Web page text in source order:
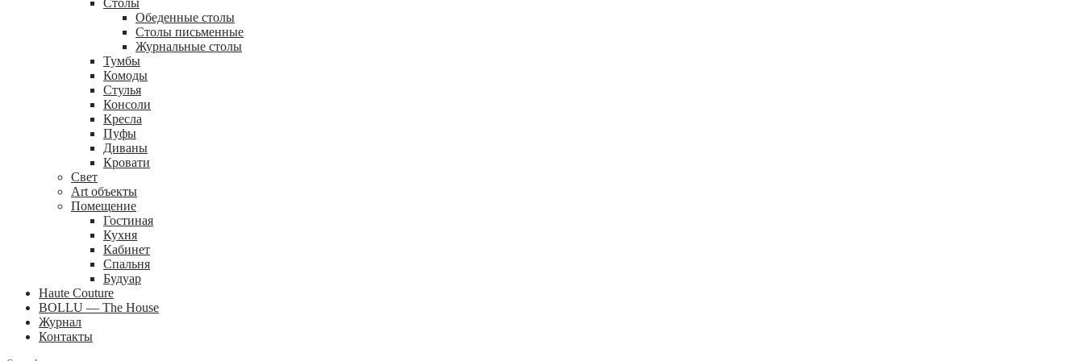
Обеденные столы
Столы письменные
Журнальные столы
Тумбы
Комоды
Стулья
Консоли
Кресла
Пуфы
Диваны
Кровати
Свет
Art объекты
Помещение
Гостиная
Кухня
Кабинет
Спальня
Будуар
Haute Couture
BOLLU — The House
Журнал
Контакты